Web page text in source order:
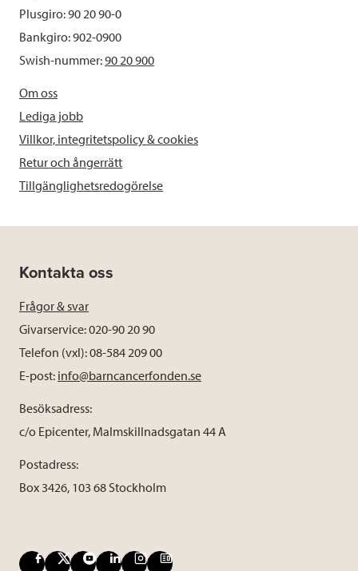
Plusgiro: 90 20 90-0
Bankgiro: 902-0900
Swish-nummer:90 20 900
Om oss
Lediga jobb
Villkor, integritetspolicy & cookies
Retur och ångerrätt
Tillgänglighetsredogörelse
Kontakta oss
Frågor & svar
Givarservice: 020-90 20 90
Telefon (vxl): 08-584 209 00
E-post: info@barncancerfonden.se
Besöksadress:
c/o Epicenter, Malmskillnadsgatan 44 A
Postadress:
Box 3426, 103 68 Stockholm
F X Y L I B